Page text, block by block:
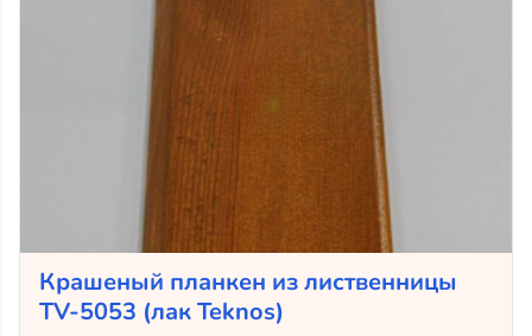
Крашеный планкен из лиственницы
TV-5053 (лак Teknos)